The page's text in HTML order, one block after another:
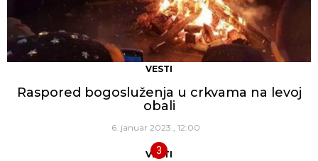
VESTI
Raspored bogosluženja u crkvama na levoj
obali
6. januar 2023., 12:00
VESTI